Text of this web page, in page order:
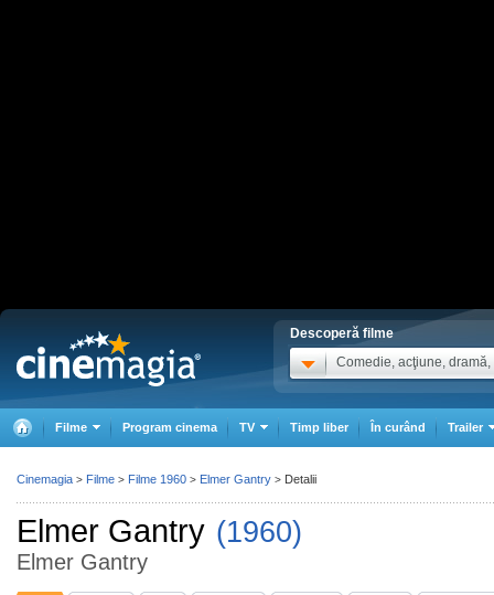
Descoperă filme
Comedie, acţiune, dramă,
Filme Program cinema TV Timp liber În curând Trailer
Elmer Gantry (1960)
Elmer Gantry
Cinemagia > Filme > Filme 1960 > Elmer Gantry > Detalii